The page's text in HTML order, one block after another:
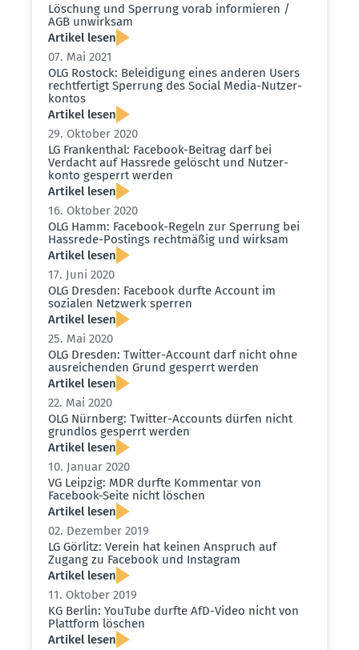
Löschung und Sperrung vorab infor­mieren /
AGB unwirksam
Artikel lesen
07. Mai 2021
OLG Rostock: Belei­digung eines anderen Users
recht­fertigt Sperrung des Social Media-Nutzer­
kontos
Artikel lesen
29. Oktober 2020
LG Frankenthal: Facebook-Beitrag darf bei
Verdacht auf Hassrede gelöscht und Nutzer­
konto gesperrt werden
Artikel lesen
16. Oktober 2020
OLG Hamm: Facebook-Regeln zur Sperrung bei
Hassrede-Postings recht­mäßig und wirksam
Artikel lesen
17. Juni 2020
OLG Dresden: Facebook durfte Account im
sozialen Netzwerk sperren
Artikel lesen
25. Mai 2020
OLG Dresden: Twitter-Account darf nicht ohne
ausrei­chenden Grund gesperrt werden
Artikel lesen
22. Mai 2020
OLG Nürnberg: Twitter-Accounts dürfen nicht
grundlos gesperrt werden
Artikel lesen
10. Januar 2020
VG Leipzig: MDR durfte Kommentar von
Facebook-Seite nicht löschen
Artikel lesen
02. Dezember 2019
LG Görlitz: Verein hat keinen Anspruch auf
Zugang zu Facebook und Instagram
Artikel lesen
11. Oktober 2019
KG Berlin: YouTube durfte AfD-Video nicht von
Plattform löschen
Artikel lesen